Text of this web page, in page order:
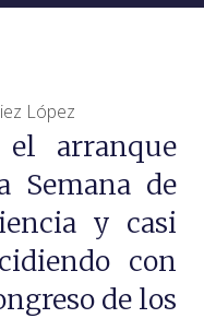
López
el arranque
Semana de
y casi
con
de los